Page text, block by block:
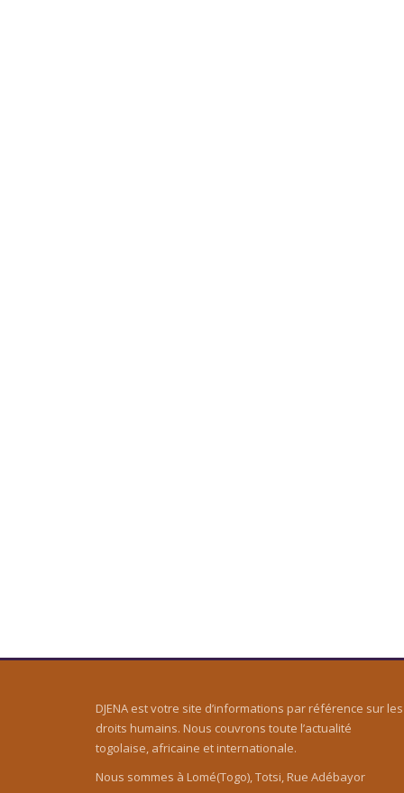
DJENA est votre site d’informations par référence sur les
droits humains. Nous couvrons toute l’actualité
togolaise, africaine et internationale.
Nous sommes à Lomé(Togo), Totsi, Rue Adébayor